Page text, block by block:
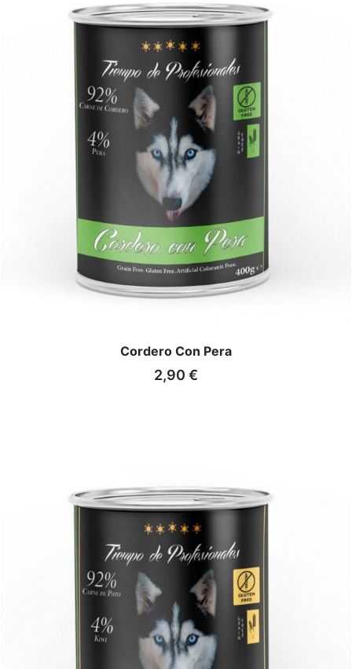
Cordero Con Pera
2,90 €